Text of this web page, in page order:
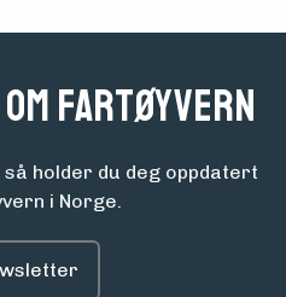
fartøyvern
holder du deg oppdatert
i Norge.